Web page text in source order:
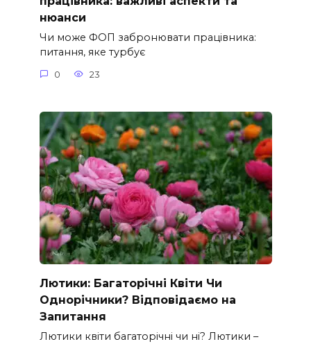
нюанси
Чи може ФОП забронювати працівника:
питання, яке турбує
0 23
Лютики: Багаторічні Квіти Чи
Однорічники? Відповідаємо на
Запитання
Лютики квіти багаторічні чи ні? Лютики –